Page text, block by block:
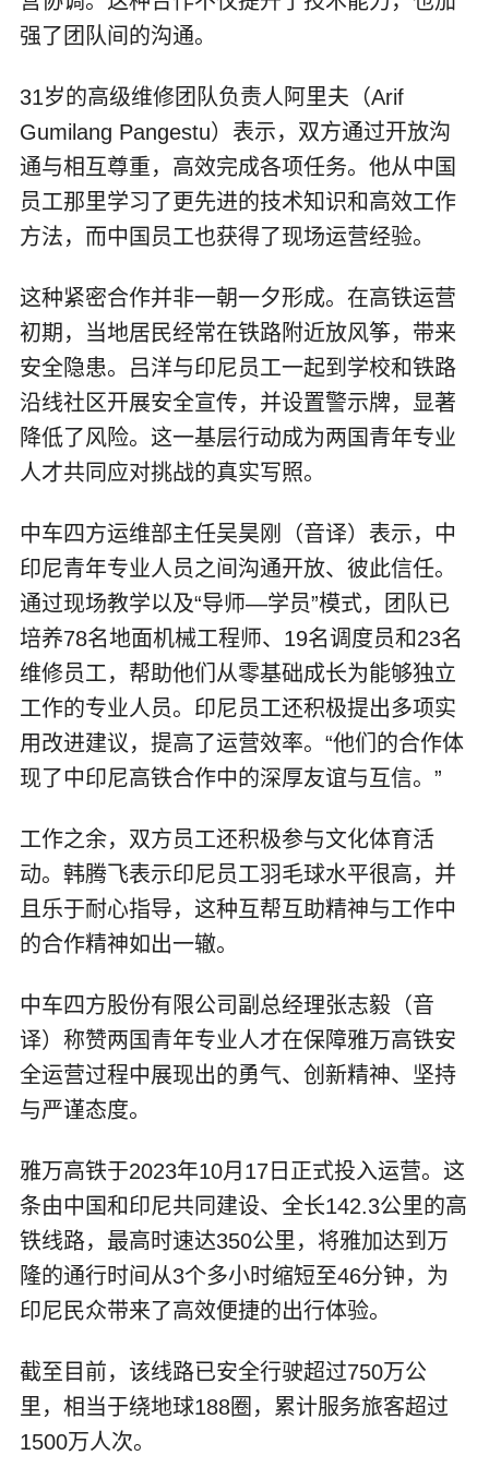
强了团队间的沟通。
31岁的高级维修团队负责人阿里夫（Arif
Gumilang Pangestu）表示，双方通过开放沟
通与相互尊重，高效完成各项任务。他从中国
员工那里学习了更先进的技术知识和高效工作
方法，而中国员工也获得了现场运营经验。
这种紧密合作并非一朝一夕形成。在高铁运营
初期，当地居民经常在铁路附近放风筝，带来
安全隐患。吕洋与印尼员工一起到学校和铁路
沿线社区开展安全宣传，并设置警示牌，显著
降低了风险。这一基层行动成为两国青年专业
人才共同应对挑战的真实写照。
中车四方运维部主任吴昊刚（音译）表示，中
印尼青年专业人员之间沟通开放、彼此信任。
通过现场教学以及“导师—学员”模式，团队已
培养78名地面机械工程师、19名调度员和23名
维修员工，帮助他们从零基础成长为能够独立
工作的专业人员。印尼员工还积极提出多项实
用改进建议，提高了运营效率。“他们的合作体
现了中印尼高铁合作中的深厚友谊与互信。”
工作之余，双方员工还积极参与文化体育活
动。韩腾飞表示印尼员工羽毛球水平很高，并
且乐于耐心指导，这种互帮互助精神与工作中
的合作精神如出一辙。
中车四方股份有限公司副总经理张志毅（音
译）称赞两国青年专业人才在保障雅万高铁安
全运营过程中展现出的勇气、创新精神、坚持
与严谨态度。
雅万高铁于2023年10月17日正式投入运营。这
条由中国和印尼共同建设、全长142.3公里的高
铁线路，最高时速达350公里，将雅加达到万
隆的通行时间从3个多小时缩短至46分钟，为
印尼民众带来了高效便捷的出行体验。
截至目前，该线路已安全行驶超过750万公
里，相当于绕地球188圈，累计服务旅客超过
1500万人次。